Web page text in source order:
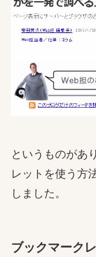
というものがあ
レットを使う方
しました。
ブックマーク